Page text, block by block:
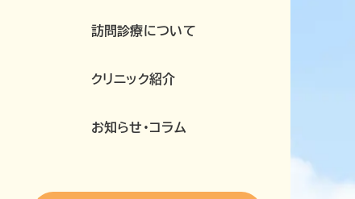
訪問診療について
クリニック紹介
お知らせ・コラム